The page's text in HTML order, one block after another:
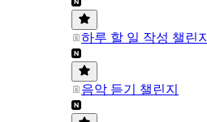
하루 할 일 작성 챌린지
음악 듣기 챌린지